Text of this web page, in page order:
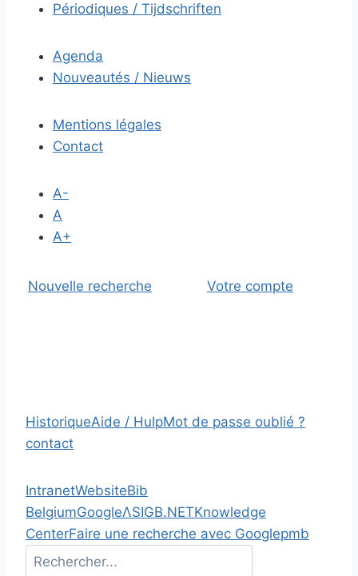
Périodiques / Tijdschriften
Agenda
Nouveautés / Nieuws
Mentions légales
Contact
A-
A
A+
Nouvelle recherche Votre compte
HistoriqueAide / HulpMot de passe oublié ?
contact
IntranetWebsiteBib
BelgiumGoogleΛSIGB.NETKnowledge
CenterFaire une recherche avec Googlepmb